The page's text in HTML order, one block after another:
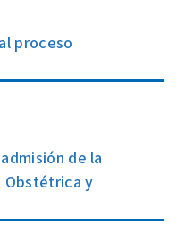
proceso
de la
Obstétrica y